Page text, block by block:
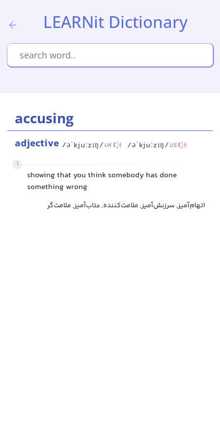
LEARNit Dictionary
accusing
adjective /əˈkjuːzɪŋ/UK /əˈkjuːzɪŋ/US
1
showing that you think somebody has done
something wrong
اتهام‌آمیز, سرزنش‌آمیز, ملامت‌کننده, عتاب‌آمیز, ملامت‌گر